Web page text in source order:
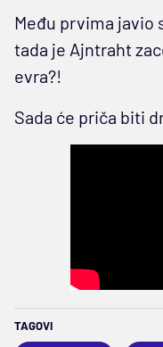
Među prvima javio
tada je Ajntraht
evra?!
Sada će priča biti
TAGOVI